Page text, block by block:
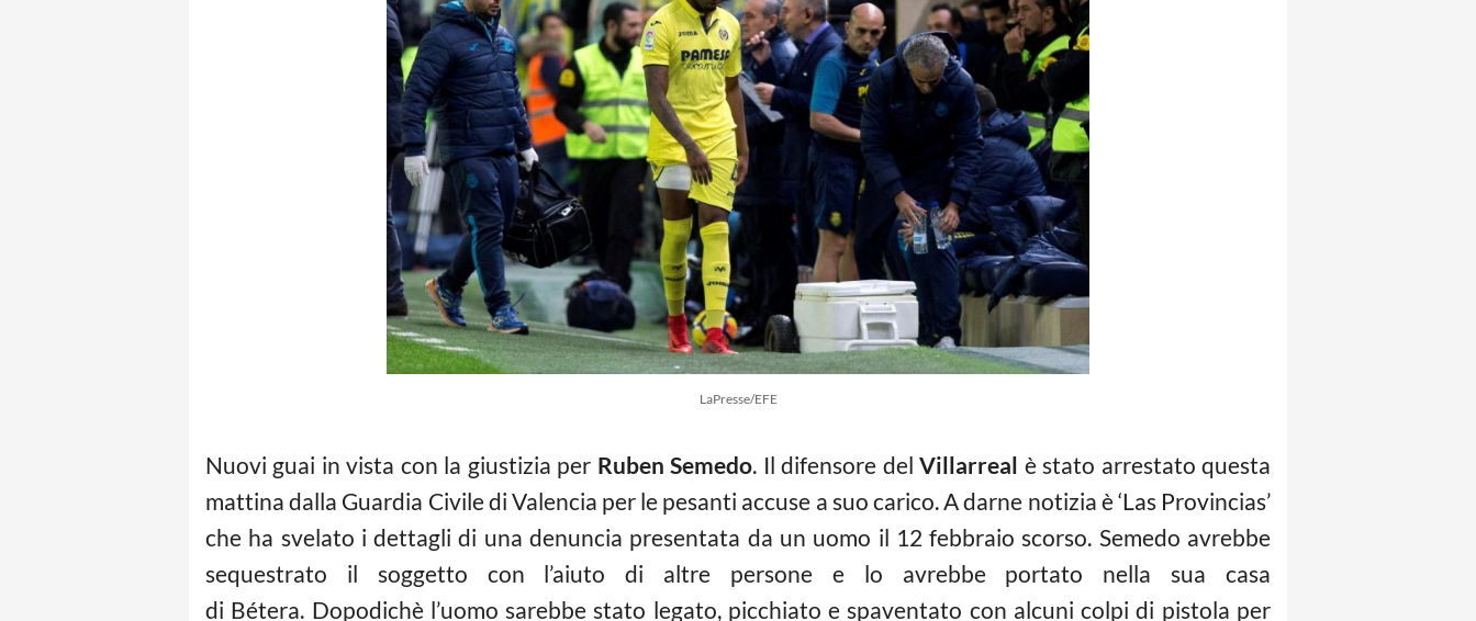
LaPresse/EFE
Nuovi guai in vista con la giustizia per Ruben Semedo. Il difensore delVillarreal è stato arrestato questa
mattina dalla Guardia Civile di Valencia per le pesanti accuse a suo carico. A darne notizia è ‘Las Provincias’
che ha svelato i dettagli di una denuncia presentata da un uomo il 12 febbraio scorso. Semedo avrebbe
sequestrato il soggetto con l’aiuto di altre persone e lo avrebbe portato nella sua casa
di Bétera. Dopodichè l’uomo sarebbe stato legato, picchiato e spaventato con alcuni colpi di pistola per